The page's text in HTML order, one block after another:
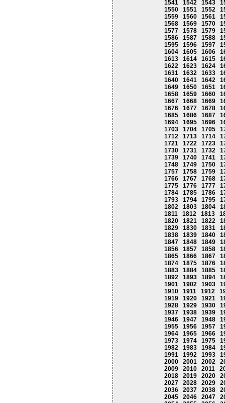
1541
1542 1543
1550
1551 1552
1559
1560 1561
1568
1569 1570
1577
1578 1579
1586
1587 1588
1595
1596 1597
1604
1605 1606
1613
1614 1615
1622
1623 1624
1631
1632 1633
1640
1641 1642
1649
1650 1651
1658
1659 1660
1667
1668 1669
1676
1677 1678
1685
1686 1687
1694
1695 1696
1703
1704 1705
1712
1713 1714
1721
1722 1723
1730
1731 1732
1739
1740 1741
1748
1749 1750
1757
1758 1759
1766
1767 1768
1775
1776 1777
1784
1785 1786
1793
1794 1795
1802
1803 1804
1811
1812 1813
1820
1821 1822
1829
1830 1831
1838
1839 1840
1847
1848 1849
1856
1857 1858
1865
1866 1867
1874
1875 1876
1883
1884 1885
1892
1893 1894
1901
1902 1903
1910
1911 1912
1919
1920 1921
1928
1929 1930
1937
1938 1939
1946
1947 1948
1955
1956 1957
1964
1965 1966
1973
1974 1975
1982
1983 1984
1991
1992 1993
2000
2001 2002
2009
2010 2011
2018
2019 2020
2027
2028 2029
2036
2037 2038
2045
2046 2047